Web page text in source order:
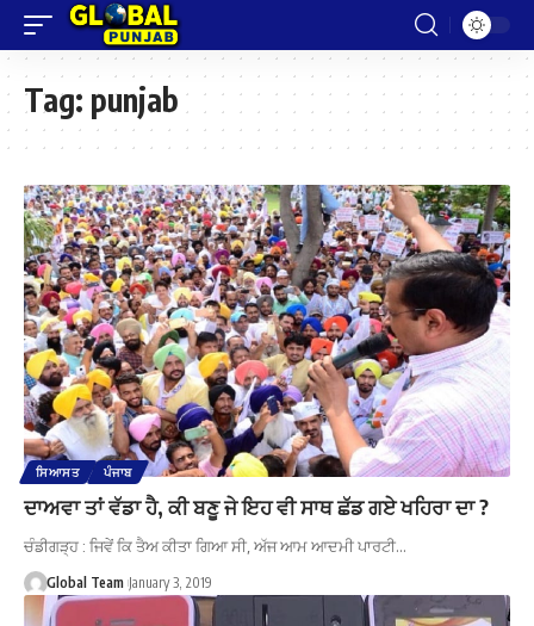
Tag: punjab
ਸਿਆਸਤ ਪੰਜਾਬ
ਦਾਅਵਾ ਤਾਂ ਵੱਡਾ ਹੈ, ਕੀ ਬਣੂ ਜੇ ਇਹ ਵੀ ਸਾਥ ਛੱਡ ਗਏ ਖਹਿਰਾ ਦਾ ?
ਚੰਡੀਗੜ੍ਹ : ਜਿਵੇਂ ਕਿ ਤੈਅ ਕੀਤਾ ਗਿਆ ਸੀ, ਅੱਜ ਆਮ ਆਦਮੀ ਪਾਰਟੀ…
Global Team January 3, 2019